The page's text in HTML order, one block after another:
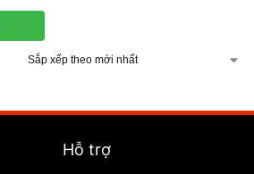
Hỗ trợ